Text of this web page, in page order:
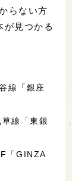
らない方
が見つかる
線「銀座
線「東銀
「GINZA